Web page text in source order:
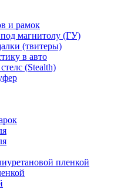
и рамок
магнитолу (ГУ)
(твитеры)
в авто
(Stealth)
пленкой